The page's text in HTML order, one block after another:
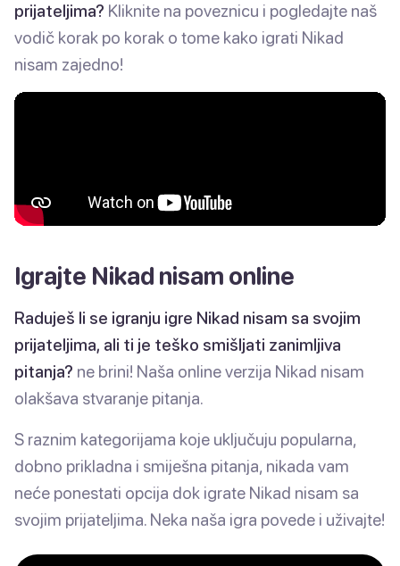
prijateljima? Kliknite na poveznicu i pogledajte naš
vodič korak po korak o tome kako igrati Nikad
nisam zajedno!
Igrajte Nikad nisam online
Raduješ li se igranju igre Nikad nisam sa svojim
prijateljima, ali ti je teško smišljati zanimljiva
pitanja? ne brini! Naša online verzija Nikad nisam
olakšava stvaranje pitanja.
S raznim kategorijama koje uključuju popularna,
dobno prikladna i smiješna pitanja, nikada vam
neće ponestati opcija dok igrate Nikad nisam sa
svojim prijateljima. Neka naša igra povede i uživajte!